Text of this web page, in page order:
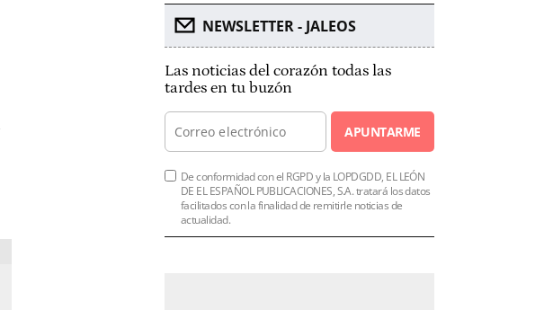
NEWSLETTER - JALEOS
Las noticias del corazón todas las
tardes en tu buzón
APUNTARME
De conformidad con el RGPD y la LOPDGDD, EL LEÓN
DE EL ESPAÑOL PUBLICACIONES, S.A. tratará los datos
facilitados con la finalidad de remitirle noticias de
actualidad.